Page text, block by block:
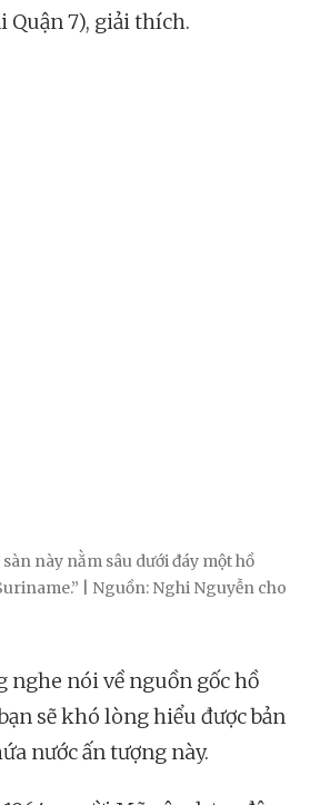
Quận 7), giải thích.
này nằm sâu dưới đáy một hồ
| Nguồn: Nghi Nguyễn cho
nghe nói về nguồn gốc hồ
sẽ khó lòng hiểu được bản
nước ấn tượng này.